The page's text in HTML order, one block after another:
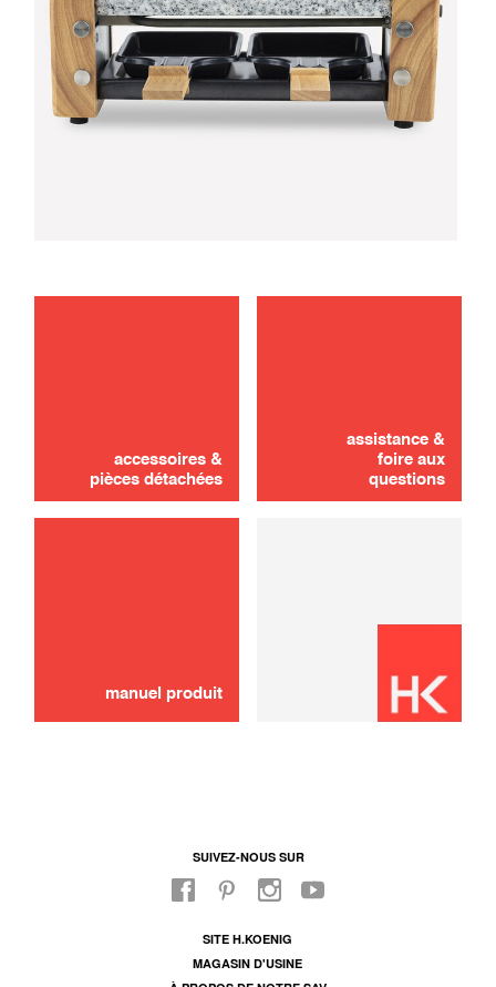
accessoires &
pièces détachées
assistance &
foire aux
questions
manuel produit
SUIVEZ-NOUS SUR
SITE H.KOENIG
MAGASIN D'USINE